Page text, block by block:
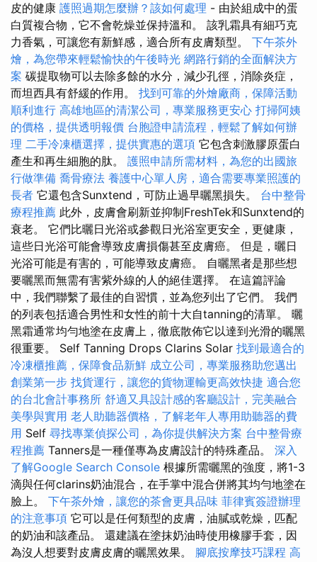
皮的健康 護照過期怎麼辦？該如何處理 - 由於組成中的蛋
白質複合物，它不會乾燥並保持溫和。 該乳霜具有細巧克
力香氣，可讓您有新鮮感，適合所有皮膚類型。 下午茶外
燴，為您帶來輕鬆愉快的午後時光 網路行銷的全面解決方
案 碳提取物可以去除多餘的水分，減少孔徑，消除炎症，
而坦西具有舒緩的作用。 找到可靠的外燴廠商，保障活動
順利進行 高雄地區的清潔公司，專業服務更安心 打掃阿姨
的價格，提供透明報價 台胞證申請流程，輕鬆了解如何辦
理 二手冷凍櫃選擇，提供實惠的選項 它包含刺激膠原蛋白
產生和再生細胞的肽。 護照申請所需材料，為您的出國旅
行做準備 喬骨療法 養護中心單人房，適合需要專業照護的
長者 它還包含Sunxtend，可防止過早曬黑損失。 台中整骨
療程推薦 此外，皮膚會刷新並抑制FreshTek和Sunxtend的
衰老。 它們比曬日光浴或參觀日光浴室更安全，更健康，
這些日光浴可能會導致皮膚損傷甚至皮膚癌。 但是，曬日
光浴可能是有害的，可能導致皮膚癌。 自曬黑者是那些想
要曬黑而無需有害紫外線的人的絕佳選擇。 在這篇評論
中，我們聯繫了最佳的自習慣，並為您列出了它們。 我們
的列表包括適合男性和女性的前十大自tanning的清單。 曬
黑霜通常均勻地塗在皮膚上，徹底散佈它以達到光滑的曬黑
很重要。 Self Tanning Drops Clarins Solar 找到最適合的
冷凍櫃推薦，保障食品新鮮 成立公司，專業服務助您邁出
創業第一步 找貨運行，讓您的貨物運輸更高效快捷 適合您
的台北會計事務所 舒適又具設計感的客廳設計，完美融合
美學與實用 老人助聽器價格，了解老年人專用助聽器的費
用 Self 尋找專業偵探公司，為你提供解決方案 台中整骨療
程推薦 Tanners是一種僅專為皮膚設計的特殊產品。 深入
了解Google Search Console 根據所需曬黑的強度，將1-3
滴與任何clarins奶油混合，在手掌中混合併將其均勻地塗在
臉上。 下午茶外燴，讓您的茶會更具品味 菲律賓簽證辦理
的注意事項 它可以是任何類型的皮膚，油膩或乾燥，匹配
的奶油和該產品。 還建議在塗抹奶油時使用橡膠手套，因
為沒人想要對皮膚皮膚的曬黑效果。 腳底按摩技巧課程 高